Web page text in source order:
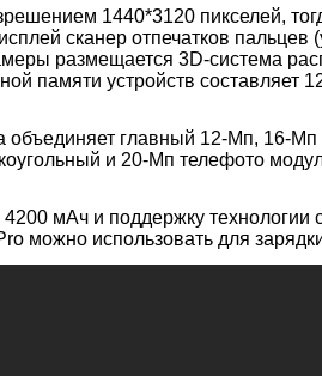
1440*3120 пикселей,
сканер отпечатков пальцев
размещается 3D-система
памяти устройств
главный 12-Мп, 16-
и 20-Мп телефото
мАч и поддержку технологии
можно использовать для